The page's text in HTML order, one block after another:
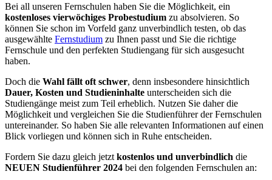
Bei all unseren Fernschulen haben Sie die Möglichkeit, ein
kostenloses vierwöchiges Probestudium zu absolvieren. So
können Sie schon im Vorfeld ganz unverbindlich testen, ob das
ausgewählte Fernstudium zu Ihnen passt und Sie die richtige
Fernschule und den perfekten Studiengang für sich ausgesucht
haben.
Doch die Wahl fällt oft schwer, denn insbesondere hinsichtlich
Dauer, Kosten und Studieninhalte unterscheiden sich die
Studiengänge meist zum Teil erheblich. Nutzen Sie daher die
Möglichkeit und vergleichen Sie die Studienführer der Fernschulen
untereinander. So haben Sie alle relevanten Informationen auf einen
Blick vorliegen und können sich in Ruhe entscheiden.
Fordern Sie dazu gleich jetzt kostenlos und unverbindlich die
NEUEN Studienführer 2024 bei den folgenden Fernschulen an: